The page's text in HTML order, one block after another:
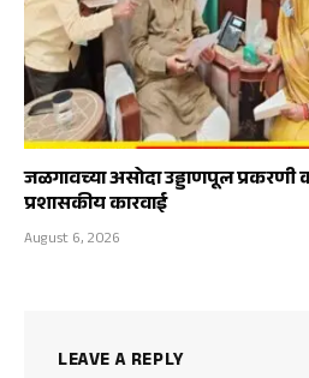
जळगावच्या असोदा उड्डाणपूल प्रकरणी
प्रशासकीय कारवाई
August 6, 2026
LEAVE A REPLY